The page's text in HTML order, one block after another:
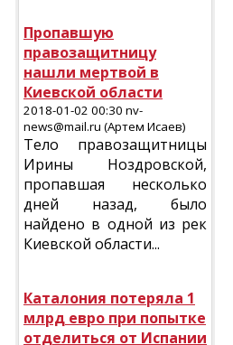
Пропавшую
правозащитницу
нашли мертвой в
Киевской области
2018-01-02 00:30 nv-
news@mail.ru (Артем Исаев)
Тело правозащитницы
Ирины Ноздровской,
пропавшая несколько
дней назад, было
найдено в одной из рек
Киевской области...
Каталония потеряла 1
млрд евро при попытке
отделиться от Испании